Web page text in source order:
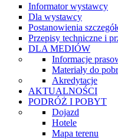
Informator wystawcy
Dla wystawcy
Postanowienia
Przepisy techniczne i
DLA MEDIÓW
Informacje
Materiały do
Akredytacje
AKTUALNOŚCI
PODRÓŻ I POBYT
Dojazd
Hotele
Mapa terenu